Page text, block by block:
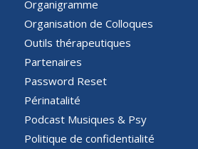
Organigramme
Organisation de Colloques
Outils thérapeutiques
Partenaires
Password Reset
Périnatalité
Podcast Musiques & Psy
Politique de confidentialité